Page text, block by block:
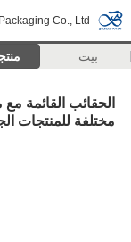
Co., Ltd.
بيت
الحقائب القائمة
مختلفة للمنتجات